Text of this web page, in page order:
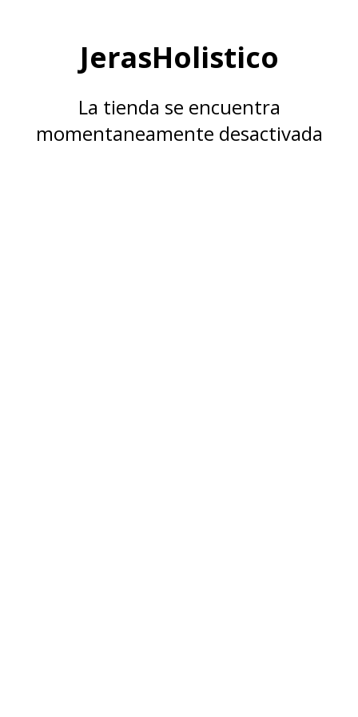
JerasHolistico
La tienda se encuentra
momentaneamente desactivada